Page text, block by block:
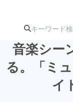
注目のリ
音楽シー
る。「ミ
イ